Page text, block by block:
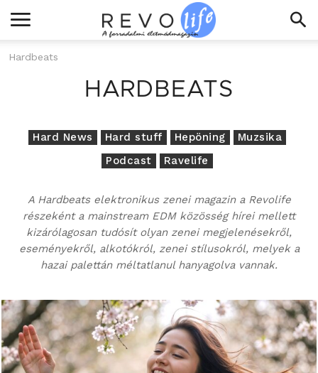
Hardbeats
HARDBEATS
Hard News Hard stuff Hepöning
Muzsika
Podcast
Ravelife
A Hardbeats elektronikus zenei magazin a Revolife
részeként a mainstream EDM közösség hírei mellett
kizárólagosan tudósít olyan zenei megjelenésekről,
eseményekről, alkotókról, zenei stílusokról, melyek a
hazai palettán méltatlanul hanyagolva vannak.